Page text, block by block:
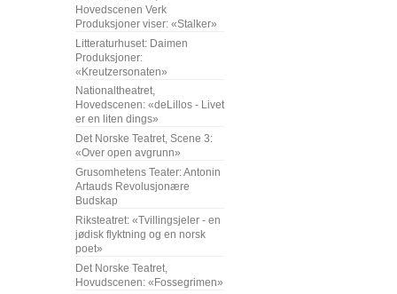
Hovedscenen Verk
Produksjoner viser: «Stalker»
Litteraturhuset: Daimen
Produksjoner:
«Kreutzersonaten»
Nationaltheatret,
Hovedscenen: «deLillos - Livet
er en liten dings»
Det Norske Teatret, Scene 3:
«Over open avgrunn»
Grusomhetens Teater: Antonin
Artauds Revolusjonære
Budskap
Riksteatret: «Tvillingsjeler - en
jødisk flyktning og en norsk
poet»
Det Norske Teatret,
Hovudscenen: «Fossegrimen»